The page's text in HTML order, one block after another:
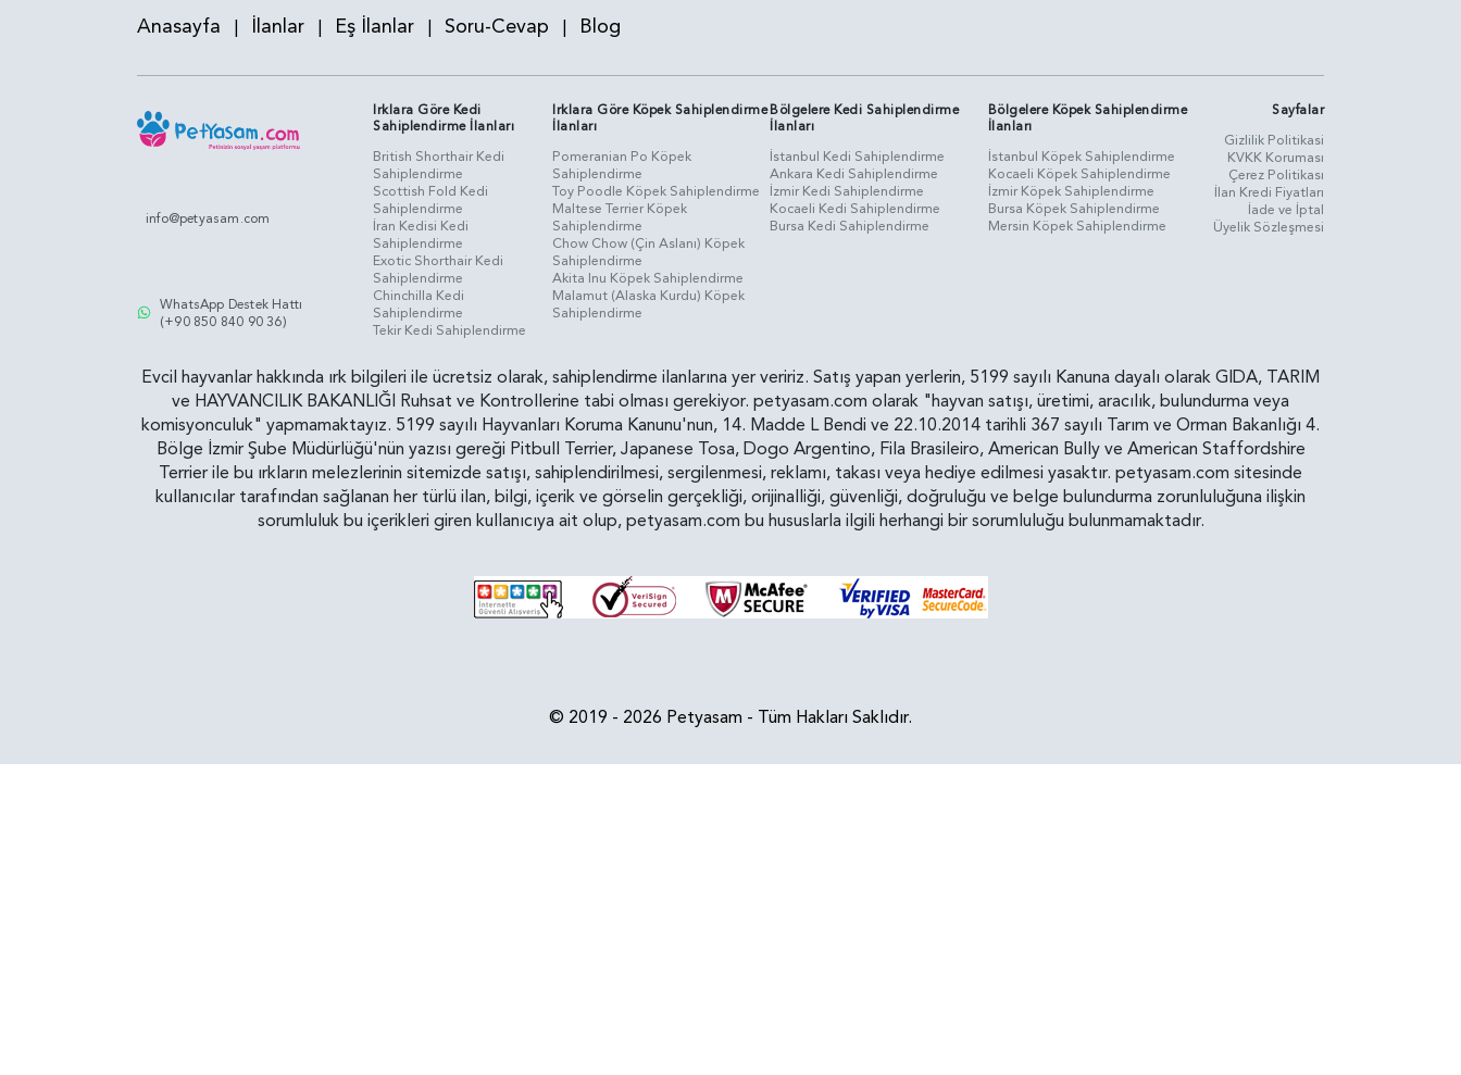
Anasayfa | İlanlar | Eş İlanlar | Soru-Cevap | Blog
info@petyasam.com
WhatsApp Destek Hattı
(+90 850 840 90 36)
Irklara Göre Kedi
Sahiplendirme İlanları
British Shorthair Kedi
Sahiplendirme
Scottish Fold Kedi
Sahiplendirme
İran Kedisi Kedi
Sahiplendirme
Exotic Shorthair Kedi
Sahiplendirme
Chinchilla Kedi
Sahiplendirme
Tekir Kedi Sahiplendirme
Irklara Göre Köpek Sahiplendirme
İlanları
Pomeranian Po Köpek
Sahiplendirme
Toy Poodle Köpek Sahiplendirme
Maltese Terrier Köpek
Sahiplendirme
Chow Chow (Çin Aslanı) Köpek
Sahiplendirme
Akita Inu Köpek Sahiplendirme
Malamut (Alaska Kurdu) Köpek
Sahiplendirme
Bölgelere Kedi Sahiplendirme
İlanları
İstanbul Kedi Sahiplendirme
Ankara Kedi Sahiplendirme
İzmir Kedi Sahiplendirme
Kocaeli Kedi Sahiplendirme
Bursa Kedi Sahiplendirme
Bölgelere Köpek Sahiplendirme
İlanları
İstanbul Köpek Sahiplendirme
Kocaeli Köpek Sahiplendirme
İzmir Köpek Sahiplendirme
Bursa Köpek Sahiplendirme
Mersin Köpek Sahiplendirme
Sayfalar
Gizlilik Politikasi
KVKK Koruması
Çerez Politikası
İlan Kredi Fiyatları
İade ve İptal
Üyelik Sözleşmesi
Evcil hayvanlar hakkında ırk bilgileri ile ücretsiz olarak, sahiplendirme ilanlarına yer veririz. Satış yapan yerlerin, 5199 sayılı Kanuna dayalı olarak GIDA, TARIM
ve HAYVANCILIK BAKANLIĞI Ruhsat ve Kontrollerine tabi olması gerekiyor. petyasam.com olarak "hayvan satışı, üretimi, aracılık, bulundurma veya
komisyonculuk" yapmamaktayız. 5199 sayılı Hayvanları Koruma Kanunu'nun, 14. Madde L Bendi ve 22.10.2014 tarihli 367 sayılı Tarım ve Orman Bakanlığı 4.
Bölge İzmir Şube Müdürlüğü'nün yazısı gereği Pitbull Terrier, Japanese Tosa, Dogo Argentino, Fila Brasileiro, American Bully ve American Staffordshire
Terrier ile bu ırkların melezlerinin sitemizde satışı, sahiplendirilmesi, sergilenmesi, reklamı, takası veya hediye edilmesi yasaktır. petyasam.com sitesinde
kullanıcılar tarafından sağlanan her türlü ilan, bilgi, içerik ve görselin gerçekliği, orijinalliği, güvenliği, doğruluğu ve belge bulundurma zorunluluğuna ilişkin
sorumluluk bu içerikleri giren kullanıcıya ait olup, petyasam.com bu hususlarla ilgili herhangi bir sorumluluğu bulunmamaktadır.
© 2019 - 2026 Petyasam - Tüm Hakları Saklıdır.